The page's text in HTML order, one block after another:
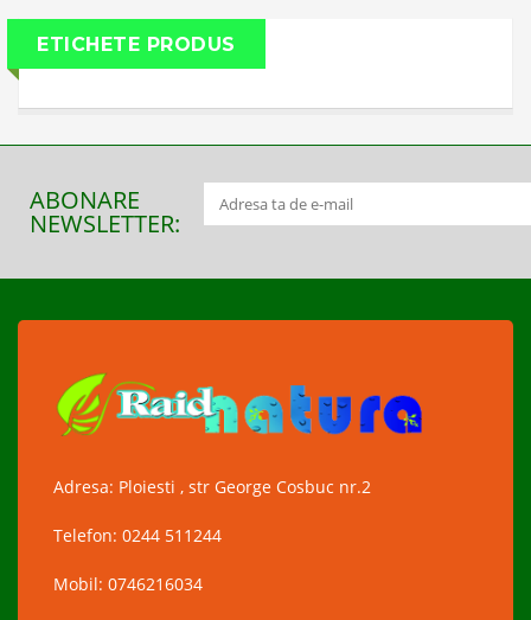
ETICHETE PRODUS
ABONARE
NEWSLETTER:
Adresa: Ploiesti , str George Cosbuc nr.2
Telefon: 0244 511244
Mobil: 0746216034